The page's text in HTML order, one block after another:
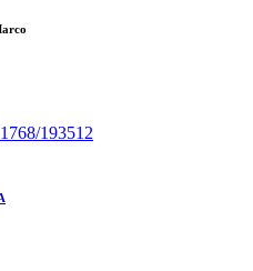
193512